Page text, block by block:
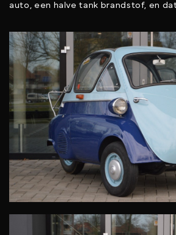
auto, een halve tank brandstof, en